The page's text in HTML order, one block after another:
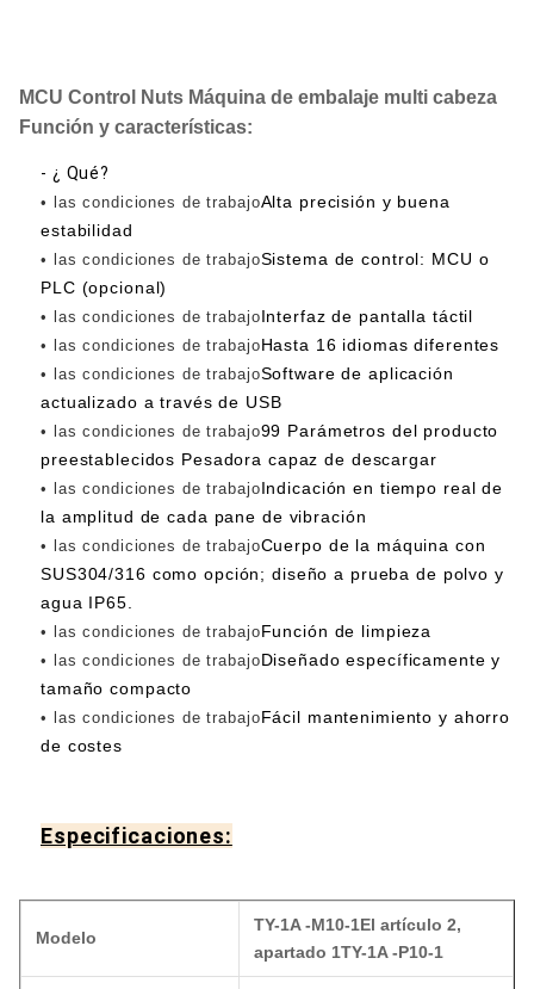
MCU Control Nuts Máquina de embalaje multi cabeza
Función y características:
- ¿ Qué?
• las condiciones de trabajoAlta precisión y buena
estabilidad
• las condiciones de trabajoSistema de control: MCU o
PLC (opcional)
• las condiciones de trabajoInterfaz de pantalla táctil
• las condiciones de trabajoHasta 16 idiomas diferentes
• las condiciones de trabajoSoftware de aplicación
actualizado a través de USB
• las condiciones de trabajo99 Parámetros del producto
preestablecidos Pesadora capaz de descargar
• las condiciones de trabajoIndicación en tiempo real de
la amplitud de cada pane de vibración
• las condiciones de trabajoCuerpo de la máquina con
SUS304/316 como opción; diseño a prueba de polvo y
agua IP65.
• las condiciones de trabajoFunción de limpieza
• las condiciones de trabajoDiseñado específicamente y
tamaño compacto
• las condiciones de trabajoFácil mantenimiento y ahorro
de costes
Especificaciones:
Modelo
TY-1A -M10-1El artículo 2,
apartado 1TY-1A -P10-1